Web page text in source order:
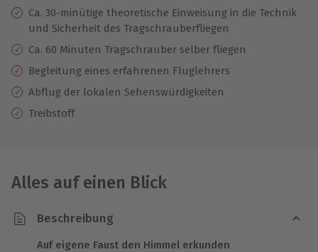
Ca. 30-minütige theoretische Einweisung in die Technik
und Sicherheit des Tragschrauberfliegen
Ca. 60 Minuten Tragschrauber selber fliegen
Begleitung eines erfahrenen Fluglehrers
Abflug der lokalen Sehenswürdigkeiten
Treibstoff
Alles auf einen Blick
Beschreibung
Auf eigene Faust den Himmel erkunden